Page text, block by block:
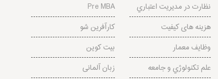
نظارت در مديريت اعتباري
هزینه های کیفیت
وظایف معمار
علم تكنولوژي و جامعه
Pre MBA
کارآفرین شو
بیت کوین
زبان آلمانی